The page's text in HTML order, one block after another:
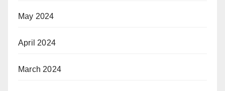
May 2024
April 2024
March 2024